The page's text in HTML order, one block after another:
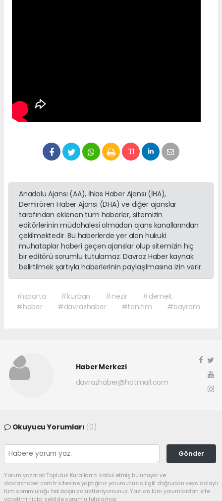
Anadolu Ajansı (AA), İhlas Haber Ajansı (İHA),
Demirören Haber Ajansı (DHA) ve diğer ajanslar
tarafından eklenen tüm haberler, sitemizin
editörlerinin müdahalesi olmadan ajans kanallarından
çekilmektedir. Bu haberlerde yer alan hukuki
muhataplar haberi geçen ajanslar olup sitemizin hiç
bir editörü sorumlu tutulamaz. Davraz Haber kaynak
belirtilmek şartıyla haberlerinin paylaşılmasına izin verir.
#ısparta #kurban #nezir
#dernek
#haber
#davrazhaber #tanıtım #bayram
Haber Merkezi
davrazhaber@hotmail.com
Okuyucu Yorumları (0)
Gönder
Yorum yazarak Topluluk Kuralları’nı kabul etmiş bulunuyor ve
davrazhaber.com.tr sitesine yaptığınız yorumunuzla ilgili doğrudan veya dolaylı
tüm sorumluluğu tek başınıza üstleniyorsunuz. Yazılan tüm yorumlardan site
yönetimi hiçbir şekilde sorumlu tutulamaz.